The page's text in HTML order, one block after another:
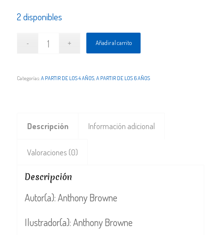
2 disponibles
Añadir al carrito
Categorías:A PARTIR DE LOS 4 AÑOS,A PARTIR DE LOS 6 AÑOS
Descripción Información adicional
Valoraciones (0)
Descripción
Autor(a): Anthony Browne
Ilustrador(a): Anthony Browne